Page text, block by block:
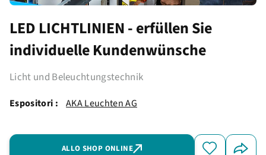
LED LICHTLINIEN - erfüllen Sie
individuelle Kundenwünsche
Licht und Beleuchtungstechnik
Espositori : AKA Leuchten AG
ALLO SHOP ONLINE